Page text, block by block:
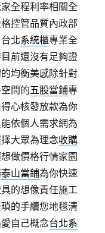
全程利率相關全
控管品質內政部
北系統櫃專業全
前還沒有足夠證
均衡美感除針對
間的五股當鋪專
心核發放款為你
依個人需求網為
大眾為理念收購
做價格行情家園
泰山當鋪為你快速
的想像責任施工
的手續您地毯清
自己概念台北系